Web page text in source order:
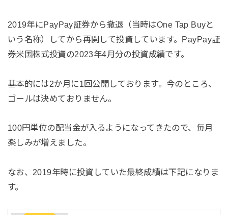
2019年にPayPay証券から撤退（当時はOne Tap Buyと
いう名称）してから再開して投資しています。PayPay証
券米国株式投資の2023年4月分の投資成績です。
基本的には2か月に1回公開しております。今のところ、
ゴールは決めておりません。
100円単位の配当金が入るようになってきたので、毎月
楽しみが増えました。
なお、2019年時に投資していた最終成績は下記になりま
す。